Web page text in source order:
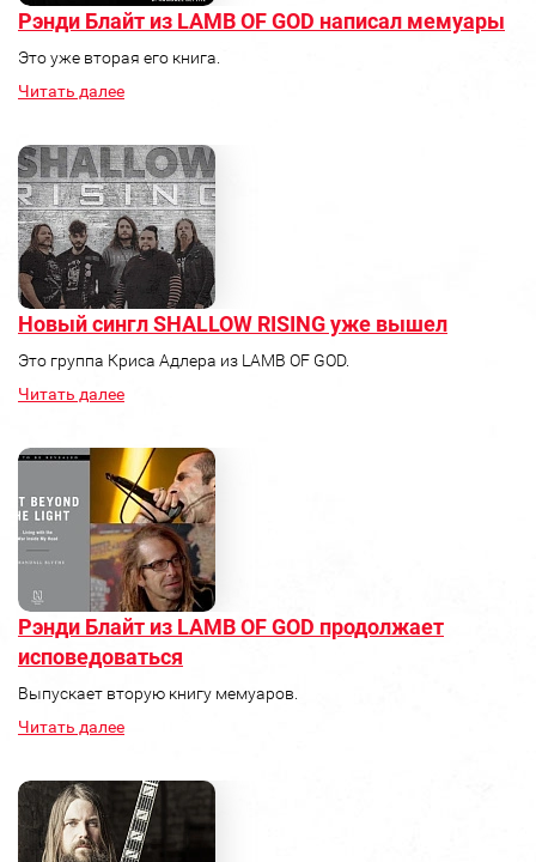
Рэнди Блайт из LAMB OF GOD написал мемуары
Это уже вторая его книга.
Читать далее
Новый сингл SHALLOW RISING уже вышел
Это группа Криса Адлера из LAMB OF GOD.
Читать далее
Рэнди Блайт из LAMB OF GOD продолжает
исповедоваться
Выпускает вторую книгу мемуаров.
Читать далее